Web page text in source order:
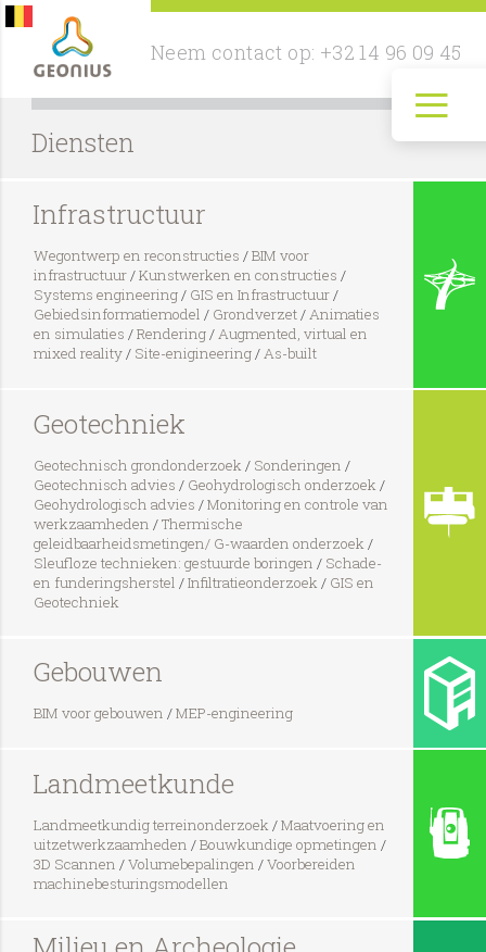
≡
Neem contact op: +32 14 96 09 45
Diensten
Infrastructuur
Wegontwerp en reconstructies /BIM voor
infrastructuur/Kunstwerken en constructies /
Systems engineering/ GIS en Infrastructuur/
Gebiedsinformatiemodel / Grondverzet/Animaties
en simulaties /Rendering/Augmented, virtual en
mixed reality/ Site-enigineering/As-built
Geotechniek
Geotechnisch grondonderzoek / Sonderingen /
Geotechnisch advies / Geohydrologisch onderzoek /
Geohydrologisch advies /Monitoring en controle van
werkzaamheden /Thermische
geleidbaarheidsmetingen/ G-waarden onderzoek /
Sleufloze technieken: gestuurde boringen / Schade-
en funderingsherstel /Infiltratieonderzoek / GIS en
Geotechniek
Gebouwen
BIM voor gebouwen /MEP-engineering
Landmeetkunde
Landmeetkundig terreinonderzoek /Maatvoering en
uitzetwerkzaamheden /Bouwkundige opmetingen /
3D Scannen /Volumebepalingen /Voorbereiden
machinebesturingsmodellen